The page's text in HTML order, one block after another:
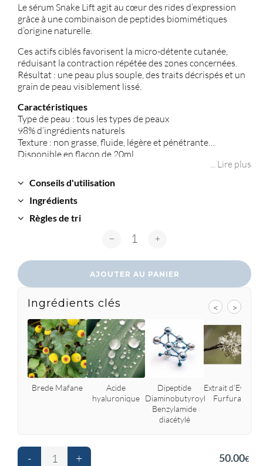
Le sérum Snake Lift agit au cœur des rides d’expression
grâce à une combinaison de peptides biomimétiques
d’origine naturelle.
Ces actifs ciblés favorisent la micro-détente cutanée,
réduisant la contraction répétée des zones concernées.
Résultat : une peau plus souple, des traits décrispés et un
grain de peau visiblement lissé.
Caractéristiques
Type de peau : tous les types de peaux
98% d’ingrédients naturels
Texture : non grasse, fluide, légère et pénétrante
Disponible en flacon de 20ml
... Lire plus
Conseils d'utilisation
Ingrédients
Règles de tri
quantité de Snake Lift
AJOUTER AU PANIER
Ingrédients clés < >
Brede Mafane
Acide
hyaluronique
Dipeptide
Diaminobutyroyl
Benzylamide
diacétylé
Extrait d’Evernia
Furfuracea
- + 50.00€